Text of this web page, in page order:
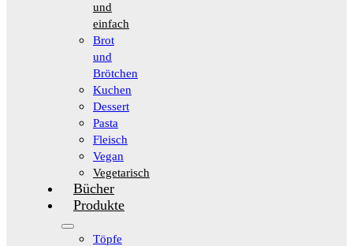
und
einfach
Brot
und
Brötchen
Kuchen
Dessert
Pasta
Fleisch
Vegan
Vegetarisch
Bücher
Produkte
Töpfe